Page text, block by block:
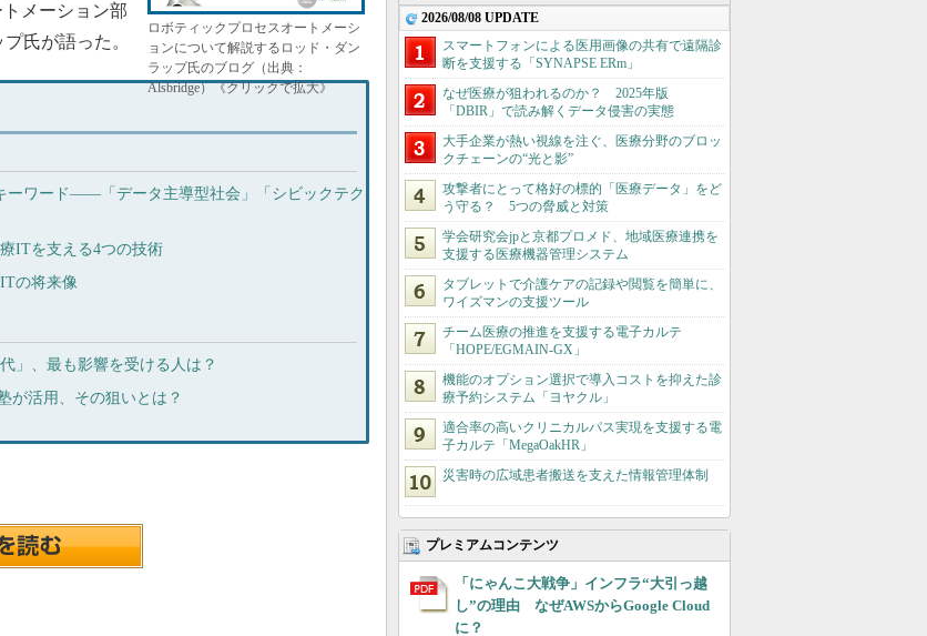
ロボティックプロセスオートメーシ
ョンについて解説するロッド・ダン
ラップ氏のブログ（出典：
Alsbridge）《クリックで拡大》
メーション部
氏が語った。
ーワード――「データ主導型社会」「シビックテク
ITを支える4つの技術
の将来像
」、最も影響を受ける人は？
が活用、その狙いとは？
2026/08/08 UPDATE
スマートフォンによる医用画像の共有で遠隔診
断を支援する「SYNAPSE ERm」
なぜ医療が狙われるのか？ 2025年版
「DBIR」で読み解くデータ侵害の実態
大手企業が熱い視線を注ぐ、医療分野のブロッ
クチェーンの“光と影”
攻撃者にとって格好の標的「医療データ」をど
う守る？ 5つの脅威と対策
学会研究会jpと京都プロメド、地域医療連携を
支援する医療機器管理システム
タブレットで介護ケアの記録や閲覧を簡単に、
ワイズマンの支援ツール
チーム医療の推進を支援する電子カルテ
「HOPE/EGMAIN-GX」
機能のオプション選択で導入コストを抑えた診
療予約システム「ヨヤクル」
適合率の高いクリニカルパス実現を支援する電
子カルテ「MegaOakHR」
災害時の広域患者搬送を支えた情報管理体制
プレミアムコンテンツ
「にゃんこ大戦争」インフラ“大引っ越
し”の理由 なぜAWSからGoogle Cloud
に？